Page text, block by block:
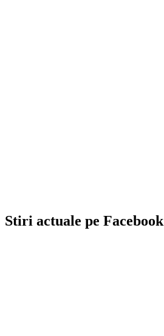
Stiri actuale pe Facebook